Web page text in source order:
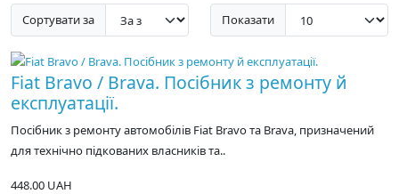
Сортувати за Показати
Fiat Bravo / Bravа. Посібник з ремонту й
експлуатації.
Посібник з ремонту автомобілів Fiat Bravo та Brava, призначений
для технічно підкованих власників та..
448.00 UAH